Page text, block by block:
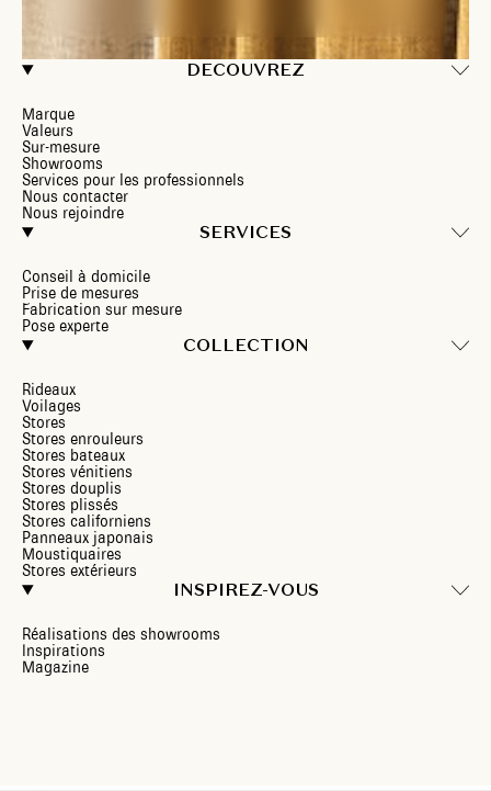
DECOUVREZ
Marque
Valeurs
Sur-mesure
Showrooms
Services pour les professionnels
Nous contacter
Nous rejoindre
SERVICES
Conseil à domicile
Prise de mesures
Fabrication sur mesure
Pose experte
COLLECTION
Rideaux
Voilages
Stores
Stores enrouleurs
Stores bateaux
Stores vénitiens
Stores douplis
Stores plissés
Stores californiens
Panneaux japonais
Moustiquaires
Stores extérieurs
INSPIREZ-VOUS
Réalisations des showrooms
Inspirations
Magazine